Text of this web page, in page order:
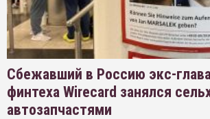
Сбежавший в Россию экс-
финтеха Wirecard занялся
автозапчастями